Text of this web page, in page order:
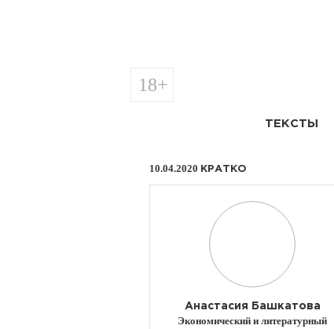
ТЕКСТЫ
18+
10.04.2020 КРАТКО
Анастасия Башкатова
Экономический и литературный